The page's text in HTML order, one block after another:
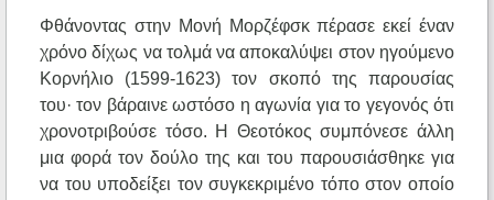
Φθάνοντας στην Μονή Μορζέφσκ πέρασε εκεί έναν
χρόνο δίχως να τολμά να αποκαλύψει στον ηγούμενο
Κορνήλιο (1599-1623) τον σκοπό της παρουσίας
του· τον βάραινε ωστόσο η αγωνία για το γεγονός ότι
χρονοτριβούσε τόσο. Η Θεοτόκος συμπόνεσε άλλη
μια φορά τον δούλο της και του παρουσιάσθηκε για
να του υποδείξει τον συγκεκριμένο τόπο στον οποίο